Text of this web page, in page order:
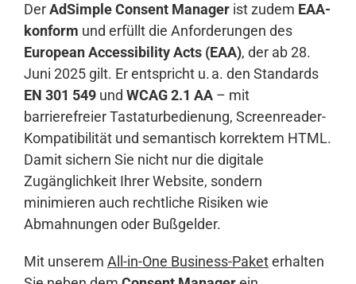
DerAdSimple Consent Manager ist zudem EAA-
konform und erfüllt die Anforderungen des
European Accessibility Acts (EAA), der ab 28.
Juni 2025 gilt. Er entspricht u. a. den Standards
EN 301 549 und WCAG 2.1 AA – mit
barrierefreier Tastaturbedienung, Screenreader-
Kompatibilität und semantisch korrektem HTML.
Damit sichern Sie nicht nur die digitale
Zugänglichkeit Ihrer Website, sondern
minimieren auch rechtliche Risiken wie
Abmahnungen oder Bußgelder.
Mit unserem All-in-One Business-Paketerhalten